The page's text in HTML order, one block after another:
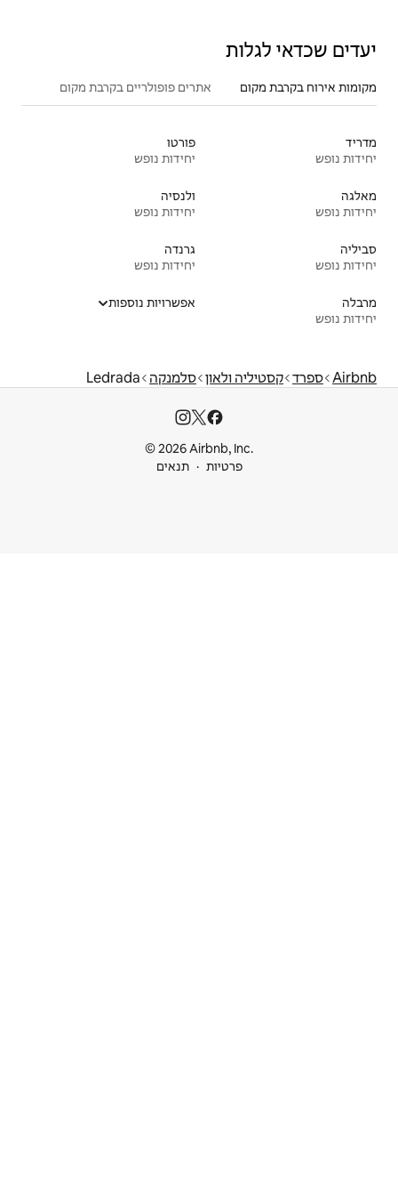
אתרים פופולריים בקרבת מקום
פורטו
יחידות נופש
ולנסיה
יחידות נופש
גרנדה
יחידות נופש
אפשרויות נוספות
סלמנקה Ledrada